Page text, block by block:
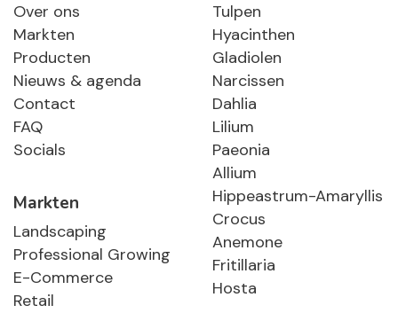
Over ons
Markten
Producten
Nieuws & agenda
Contact
FAQ
Socials
Markten
Landscaping
Professional Growing
E-Commerce
Retail
Tulpen
Hyacinthen
Gladiolen
Narcissen
Dahlia
Lilium
Paeonia
Allium
Hippeastrum-Amaryllis
Crocus
Anemone
Fritillaria
Hosta